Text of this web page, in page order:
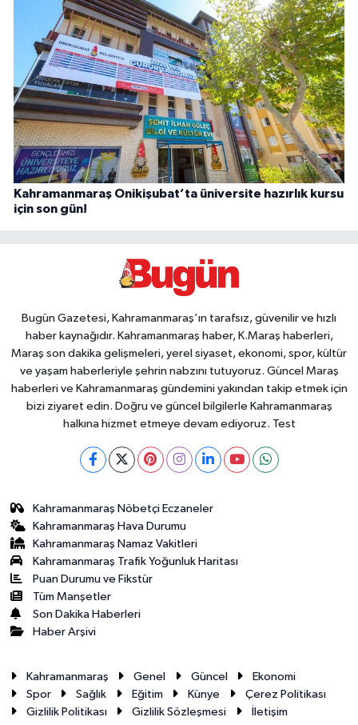
Kahramanmaraş Onikişubat’ta üniversite hazırlık kursu
için son gün!
Bugün Gazetesi, Kahramanmaraş’ın tarafsız, güvenilir ve hızlı
haber kaynağıdır. Kahramanmaraş haber, K.Maraş haberleri,
Maraş son dakika gelişmeleri, yerel siyaset, ekonomi, spor, kültür
ve yaşam haberleriyle şehrin nabzını tutuyoruz. Güncel Maraş
haberleri ve Kahramanmaraş gündemini yakından takip etmek için
bizi ziyaret edin. Doğru ve güncel bilgilerle Kahramanmaraş
halkına hizmet etmeye devam ediyoruz. Test
Kahramanmaraş Nöbetçi Eczaneler
Kahramanmaraş Hava Durumu
Kahramanmaraş Namaz Vakitleri
Kahramanmaraş Trafik Yoğunluk Haritası
Puan Durumu ve Fikstür
Tüm Manşetler
Son Dakika Haberleri
Haber Arşivi
Kahramanmaraş Genel Güncel
Ekonomi
Spor
Sağlık Eğitim Künye
Çerez Politikası
Gizlilik Politikası
Gizlilik Sözleşmesi İletişim